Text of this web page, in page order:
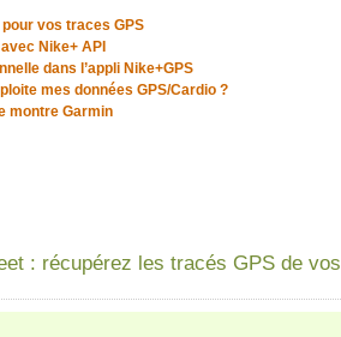
vos traces GPS
Nike+ API
dans l’appli Nike+GPS
mes données GPS/Cardio ?
montre Garmin
: récupérez les tracés GPS de vos